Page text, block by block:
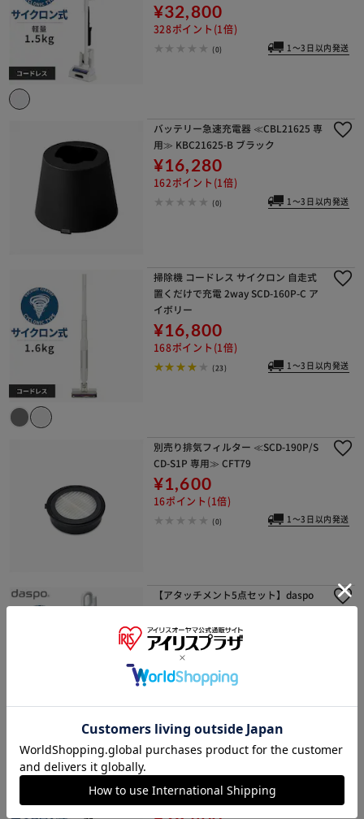
¥32,800
328ポイント(1倍)
(0) 1～3日以内発送
バッテリー急速充電器 ≪CBL21625 専
用≫ KBC21625-B ブラック
¥16,280
162ポイント(1倍)
(0) 1～3日以内発送
掃除機 コードレス サイクロン 自走式
置くだけで充電 2way SCD-160P-C ア
イボリー
¥16,800
168ポイント(1倍)
(23) 1～3日以内発送
別売り排気フィルター ≪SCD-190P/S
CD-S1P 専用≫ CFT79
¥1,600
16ポイント(1倍)
(0) 1～3日以内発送
【アタッチメント5点セット】daspo
付 SCD-S1P-W 置くだけで充電 ホワイ
ト
¥36,100
(4)
グレー